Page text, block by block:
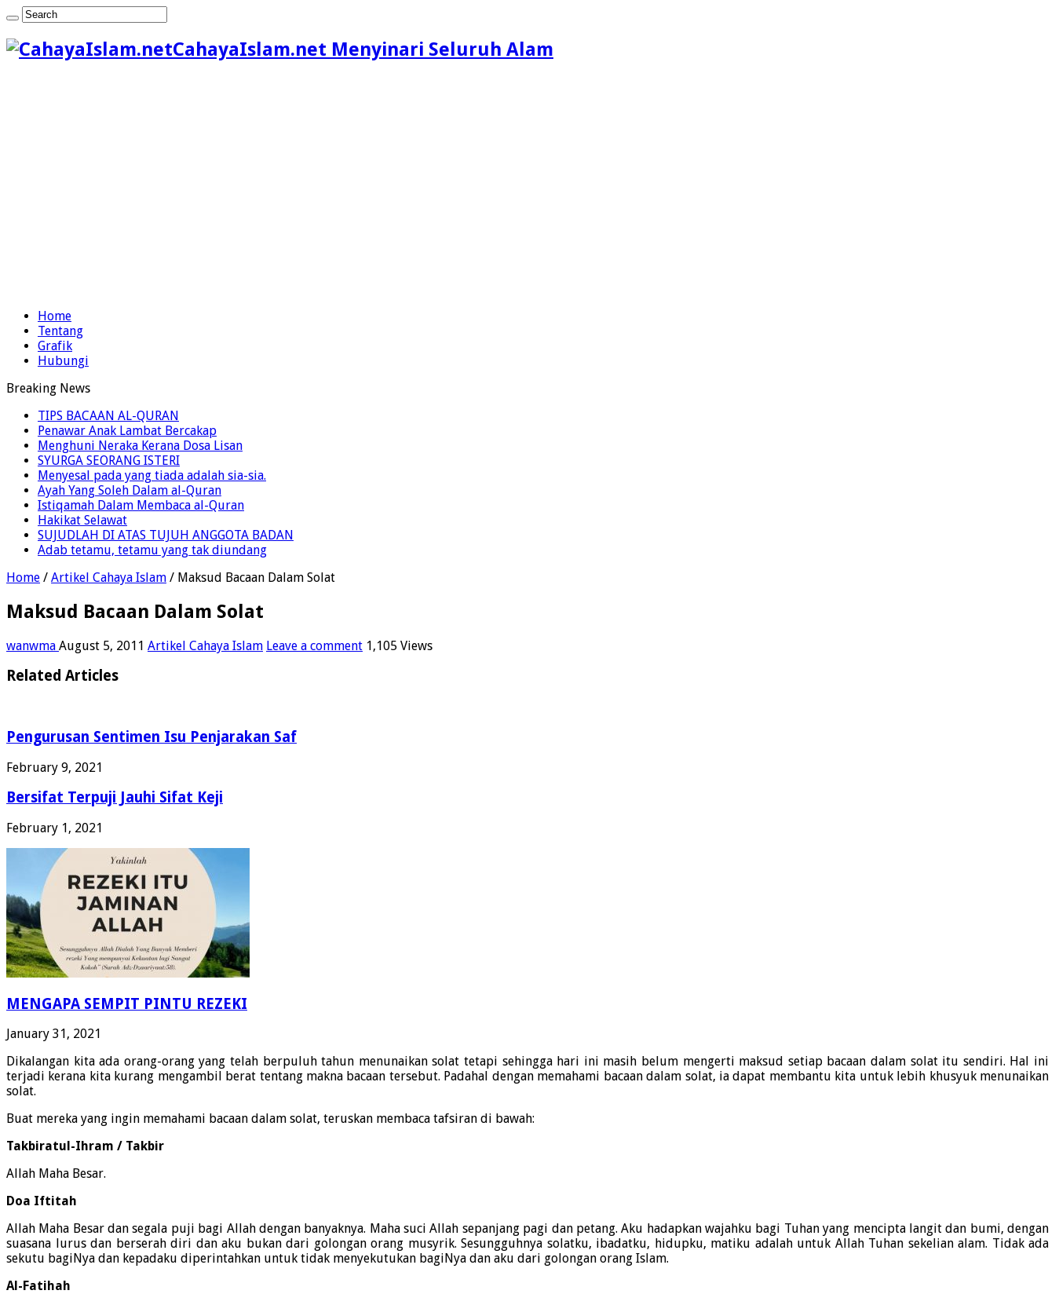
CahayaIslam.net Menyinari Seluruh Alam
Home
Tentang
Grafik
Hubungi
Breaking News
TIPS BACAAN AL-QURAN
Penawar Anak Lambat Bercakap
Menghuni Neraka Kerana Dosa Lisan
SYURGA SEORANG ISTERI
Menyesal pada yang tiada adalah sia-sia.
Ayah Yang Soleh Dalam al-Quran
Istiqamah Dalam Membaca al-Quran
Hakikat Selawat
SUJUDLAH DI ATAS TUJUH ANGGOTA BADAN
Adab tetamu, tetamu yang tak diundang
Home / Artikel Cahaya Islam / Maksud Bacaan Dalam Solat
Maksud Bacaan Dalam Solat
wanwma August 5, 2011 Artikel Cahaya Islam Leave a comment 1,105 Views
Related Articles
Pengurusan Sentimen Isu Penjarakan Saf
February 9, 2021
Bersifat Terpuji Jauhi Sifat Keji
February 1, 2021
MENGAPA SEMPIT PINTU REZEKI
January 31, 2021
Dikalangan kita ada orang-orang yang telah berpuluh tahun menunaikan solat tetapi sehingga hari ini masih belum mengerti maksud setiap bacaan dalam solat itu sendiri. Hal ini
terjadi kerana kita kurang mengambil berat tentang makna bacaan tersebut. Padahal dengan memahami bacaan dalam solat, ia dapat membantu kita untuk lebih khusyuk menunaikan
solat.
Buat mereka yang ingin memahami bacaan dalam solat, teruskan membaca tafsiran di bawah:
Takbiratul-Ihram / Takbir
Allah Maha Besar.
Doa Iftitah
Allah Maha Besar dan segala puji bagi Allah dengan banyaknya. Maha suci Allah sepanjang pagi dan petang. Aku hadapkan wajahku bagi Tuhan yang mencipta langit dan bumi, dengan
suasana lurus dan berserah diri dan aku bukan dari golongan orang musyrik. Sesungguhnya solatku, ibadatku, hidupku, matiku adalah untuk Allah Tuhan sekelian alam. Tidak ada
sekutu bagiNya dan kepadaku diperintahkan untuk tidak menyekutukan bagiNya dan aku dari golongan orang Islam.
Al-Fatihah